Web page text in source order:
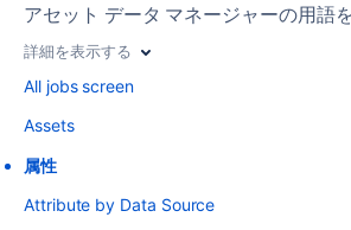
アセット データ マネージャーの用語
詳細を表示する
All jobs screen
Assets
属性
Attribute by Data Source